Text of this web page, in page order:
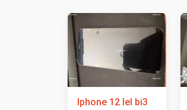
Iphone 12 lel bi3